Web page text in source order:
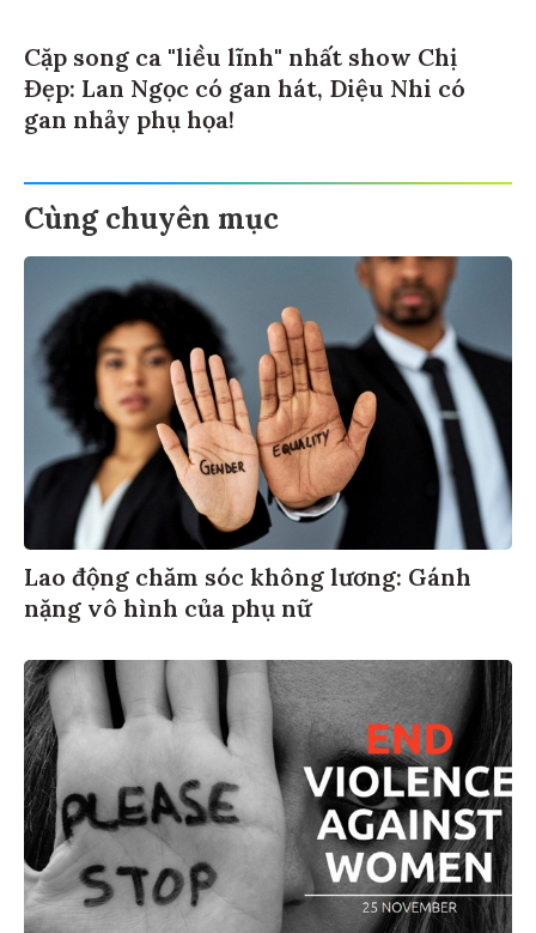
Cặp song ca "liều lĩnh" nhất show Chị
Đẹp: Lan Ngọc có gan hát, Diệu Nhi có
gan nhảy phụ họa!
Cùng chuyên mục
Lao động chăm sóc không lương: Gánh
nặng vô hình của phụ nữ